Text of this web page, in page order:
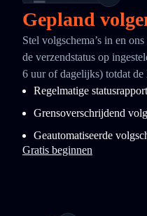
Gepland
Stel volgschema’s in en
de verzendstatus op
6 uur of dagelijks) totdat
Regelmatige
Grensoverschrijdend
Geautomatiseerde
Gratis beginnen